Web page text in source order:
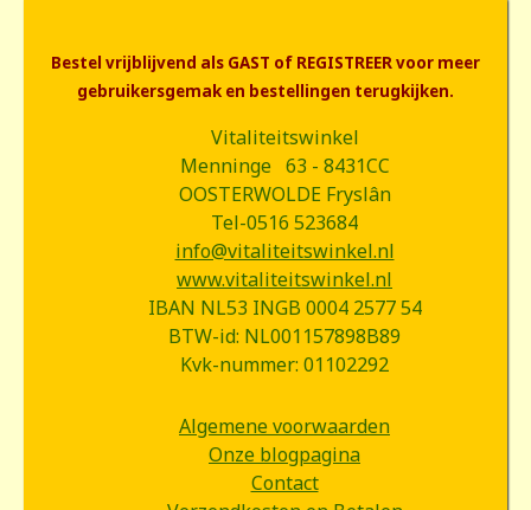
Bestel vrijblijvend als GAST of REGISTREER voor meer
gebruikersgemak en bestellingen terugkijken.
Vitaliteitswinkel
Menninge 63 - 8431CC
OOSTERWOLDE Fryslân
Tel-0516 523684
info@vitaliteitswinkel.nl
www.vitaliteitswinkel.nl
IBAN NL53 INGB 0004 2577 54
BTW-id: NL001157898B89
Kvk-nummer: 01102292
Algemene voorwaarden
Onze blogpagina
Contact